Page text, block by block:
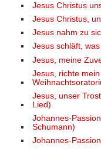
Jesus Christus
Jesus Christus,
Jesus nahm zu
Jesus schläft,
Jesus, meine
Jesus, richte
Jesus, unser
Lied)
Johannes-
Schumann)
Johannes-